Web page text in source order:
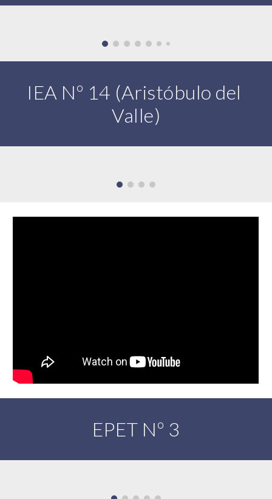
IEA Nº 14 (Aristóbulo del
Valle)
EPET Nº 3